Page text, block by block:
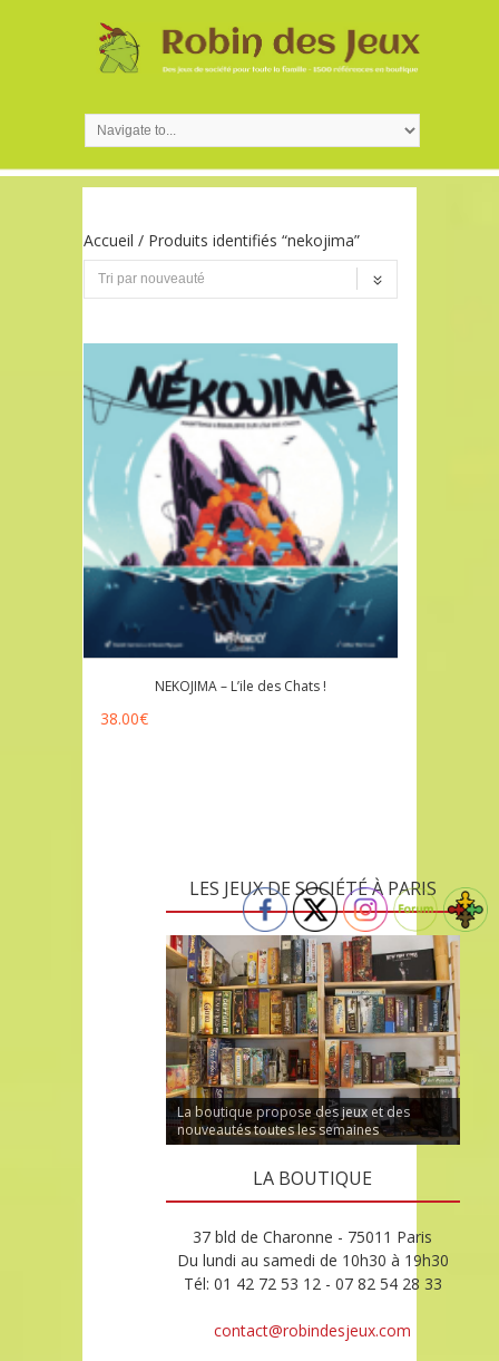
Accueil / Produits identifiés “nekojima”
NEKOJIMA – L’ile des Chats !
38.00€
LES JEUX DE SOCIÉTÉ À PARIS
La boutique propose des jeux et des
nouveautés toutes les semaines
LA BOUTIQUE
37 bld de Charonne - 75011 Paris
Du lundi au samedi de 10h30 à 19h30
Tél: 01 42 72 53 12 - 07 82 54 28 33
contact@robindesjeux.com